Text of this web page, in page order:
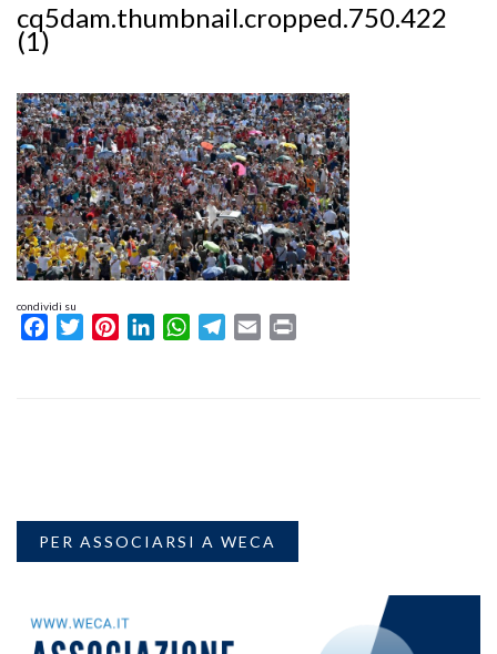
cq5dam.thumbnail.cropped.750.422
(1)
condividi su
FacebookTwitterPinterestLinkedInWhatsAppTelegram
Email
PER ASSOCIARSI A WECA